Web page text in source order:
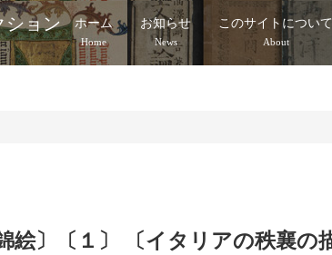
ション ホーム
Home
お知らせ
News
このサイトについて
About
絵〕〔１〕 〔イタリアの秩襄